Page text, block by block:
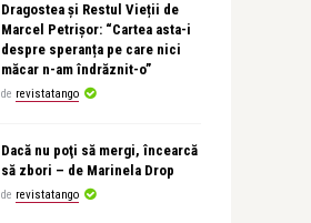
Dragostea și Restul Vieții de
Marcel Petrișor: “Cartea asta-i
despre speranța pe care nici
măcar n-am îndrăznit-o”
de revistatango
Dacă nu poţi să mergi, încearcă
să zbori – de Marinela Drop
de revistatango